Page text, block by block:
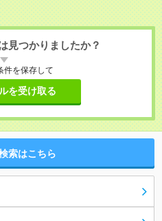
見つかりましたか？
件を保存して
を受け取る
索はこちら